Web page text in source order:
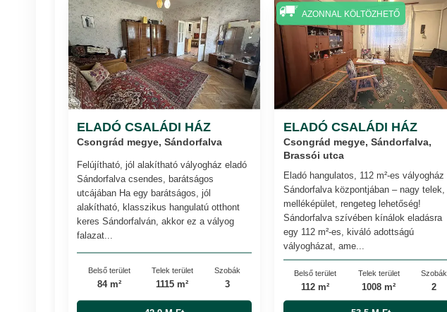
ELADÓ CSALÁDI HÁZ
Csongrád megye, Sándorfalva
Felújítható, jól alakítható vályogház eladó
Sándorfalva csendes, barátságos
utcájában Ha egy barátságos, jól
alakítható, klasszikus hangulatú otthont
keres Sándorfalván, akkor ez a vályog
falazat...
Belső terület
84 m²
Telek terület
1115 m²
Szobák
3
ELADÓ CSALÁDI HÁZ
Csongrád megye, Sándorfalva,
Brassói utca
Eladó hangulatos, 112 m²-es vályogház
Sándorfalva központjában – nagy telek,
melléképület, rengeteg lehetőség!
Sándorfalva szívében kínálok eladásra
egy 112 m²-es, kiváló adottságú
vályogházat, ame...
Belső terület
112 m²
Telek terület
1008 m²
Szobák
2
AZONNAL KÖLTÖZHETŐ